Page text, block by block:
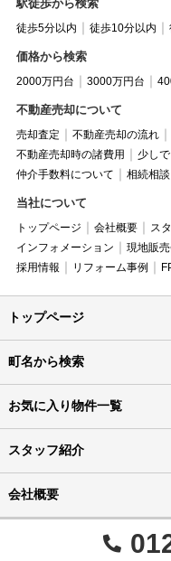
駅徒歩から検索
徒歩5分以内 徒歩10分以内
価格から検索
2000万円台 3000万円台
不動産売却について
売却査定 不動産売却の流れ
不動産売却時の諸費用
少し
仲介手数料について
相続相談
当社について
トップページ 会社概要 ス
インフォメーション
現地販
採用情報
リフォーム事例
トップページ
町名から検索
お気に入り物件一覧
スタッフ紹介
会社概要